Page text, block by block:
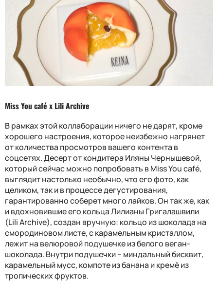
Miss You café x Lili Archive
В рамках этой коллаборации ничего не дарят, кроме
хорошего настроения, которое неизбежно нагрянет
от количества просмотров вашего контента в
соцсетях. Десерт от кондитера Иляны Чернышевой,
который сейчас можно попробовать в Miss You café,
выглядит настолько необычно, что его фото, как
целиком, так и в процессе дегустирования,
гарантированно соберет много лайков.Он так же, как
и вдохновившие его кольца Лилианы Григалашвили
(Lili Archive), создан вручную: кольцо из шоколада на
смородиновом листе, с карамельным кристаллом,
лежит на велюровой подушечке из белого веган-
шоколада. Внутри подушечки – миндальный бисквит,
карамельный мусс, компоте из банана и кремё из
тропических фруктов.